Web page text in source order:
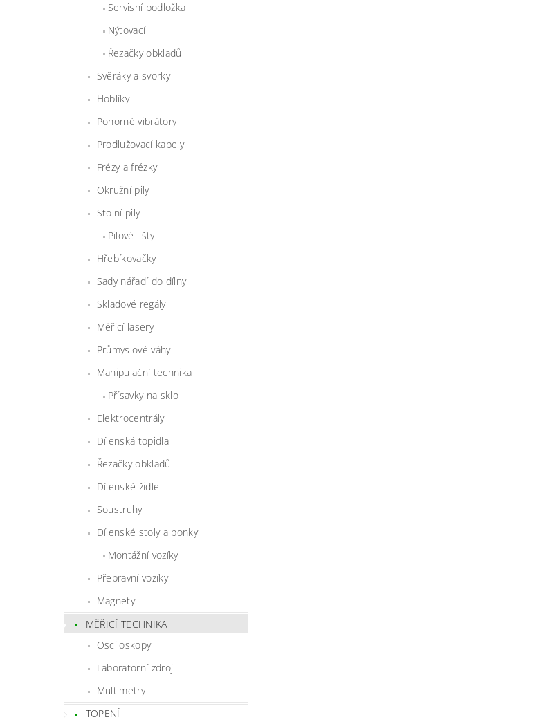
Servisní podložka
Nýtovací
Řezačky obkladů
Svěráky a svorky
Hoblíky
Ponorné vibrátory
Prodlužovací kabely
Frézy a frézky
Okružní pily
Stolní pily
Pilové lišty
Hřebíkovačky
Sady nářadí do dílny
Skladové regály
Měřicí lasery
Průmyslové váhy
Manipulační technika
Přísavky na sklo
Elektrocentrály
Dílenská topidla
Řezačky obkladů
Dílenské židle
Soustruhy
Dílenské stoly a ponky
Montážní vozíky
Přepravní vozíky
Magnety
MĚŘICÍ TECHNIKA
Osciloskopy
Laboratorní zdroj
Multimetry
TOPENÍ